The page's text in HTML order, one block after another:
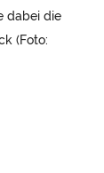
dabei die
(Foto: